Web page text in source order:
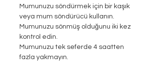
Mumunuzu söndürmek için bir kaşık
veya mum söndürücü kullanın.
Mumunuzu sönmüş olduğunu iki kez
kontrol edin.
Mumunuzu tek seferde 4 saatten
fazla yakmayın.